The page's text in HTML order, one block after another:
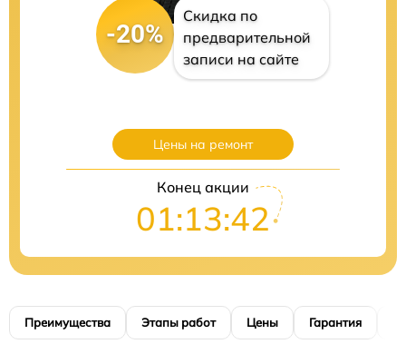
-20%
Скидка по
предварительной
записи на сайте
Цены на ремонт
Конец акции
01:13:40
Преимущества Этапы работ Цены Гарантия